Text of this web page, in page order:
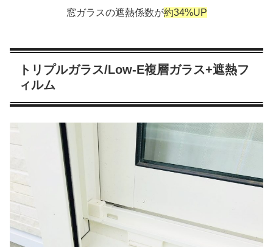
窓ガラスの遮熱係数が約34%UP
トリプルガラス/Low-E複層ガラス+遮熱フ
ィルム